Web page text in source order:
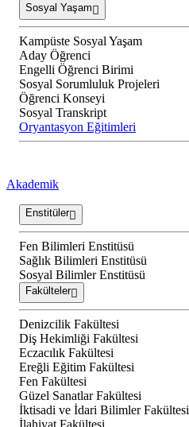
Sosyal Yaşam
Kampüste Sosyal Yaşam
Aday Öğrenci
Engelli Öğrenci Birimi
Sosyal Sorumluluk Projeleri
Öğrenci Konseyi
Sosyal Transkript
Oryantasyon Eğitimleri
Akademik
Enstitüler
Fen Bilimleri Enstitüsü
Sağlık Bilimleri Enstitüsü
Sosyal Bilimler Enstitüsü
Fakülteler
Denizcilik Fakültesi
Diş Hekimliği Fakültesi
Eczacılık Fakültesi
Ereğli Eğitim Fakültesi
Fen Fakültesi
Güzel Sanatlar Fakültesi
İktisadi ve İdari Bilimler Fakültesi